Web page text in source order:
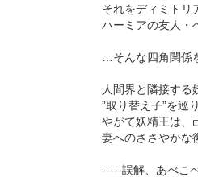
それをディミトリ
ハーミアの友人・
…そんな四角関係
人間界と隣接す
”取り替え子”を巡
やがて妖精王は、
妻へのささやかな
-----誤解、あべこ